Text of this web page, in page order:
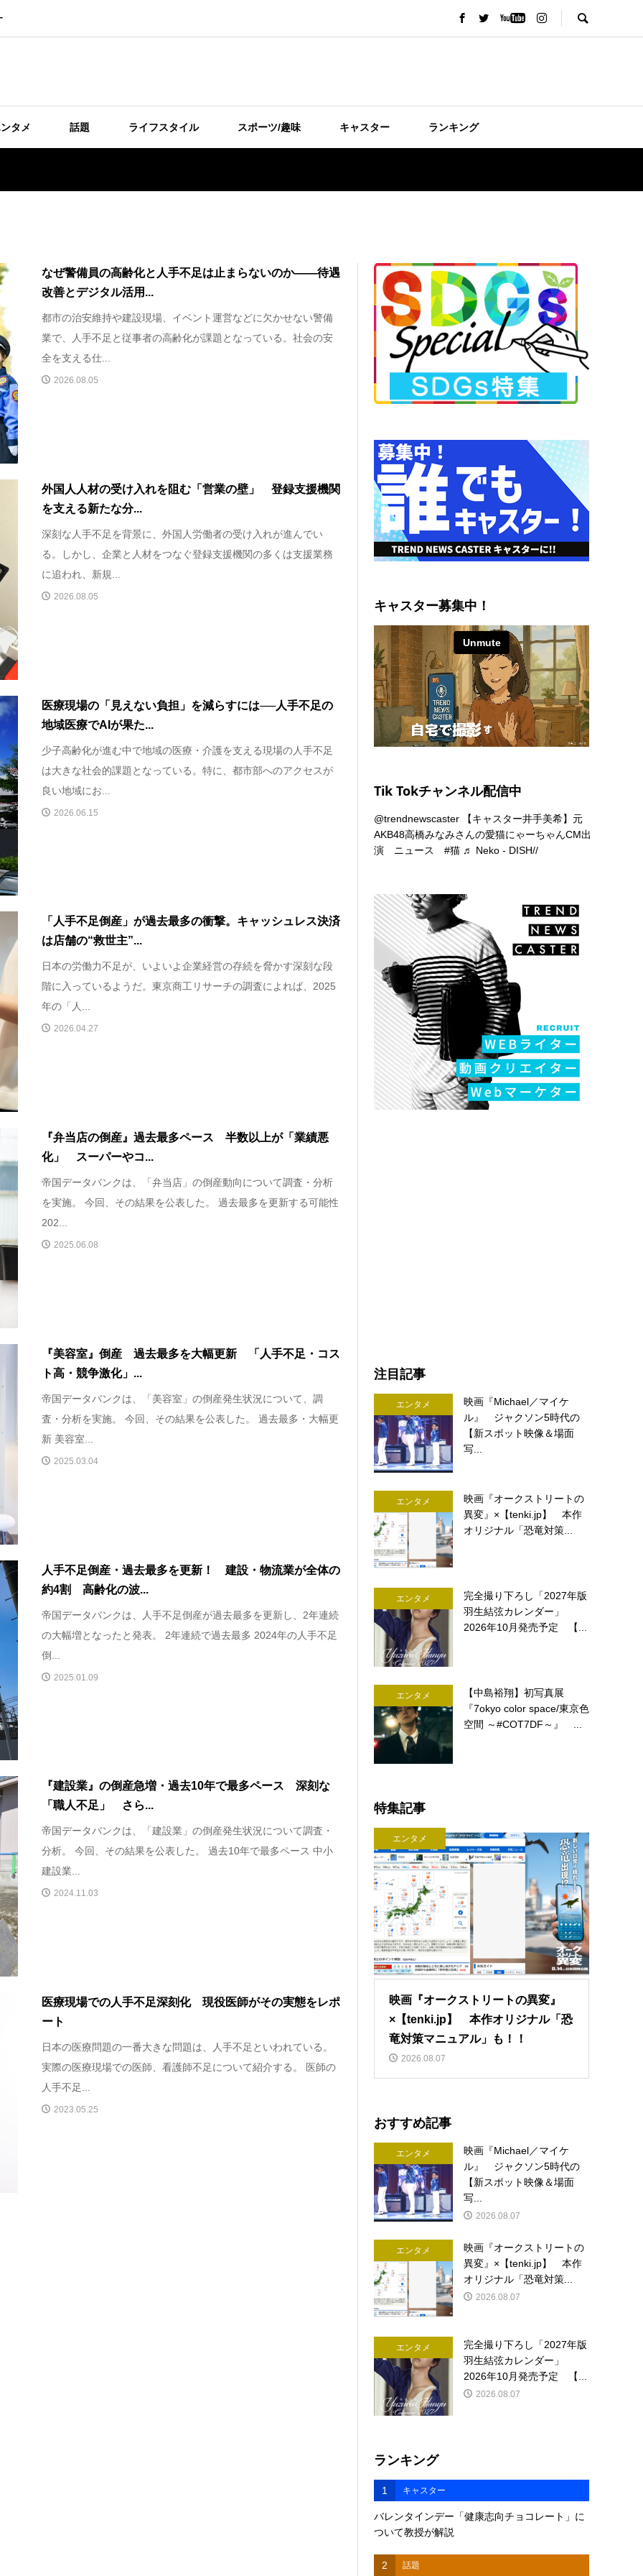
タメ 話題 ライフスタイル スポーツ/趣味 キャスター ランキング
なぜ警備員の高齢化と人手不足は止まらないのか――待遇
改善とデジタル活用...
都市の治安維持や建設現場、イベント運営などに欠かせない警備
業で、人手不足と従事者の高齢化が課題となっている。社会の安
全を支える仕...
2026.08.05
外国人人材の受け入れを阻む「営業の壁」 登録支援機関
を支える新たな分...
深刻な人手不足を背景に、外国人労働者の受け入れが進んでい
る。しかし、企業と人材をつなぐ登録支援機関の多くは支援業務
に追われ、新規...
2026.08.05
医療現場の「見えない負担」を減らすには──人手不足の
地域医療でAIが果た...
少子高齢化が進む中で地域の医療・介護を支える現場の人手不足
は大きな社会的課題となっている。特に、都市部へのアクセスが
良い地域にお...
2026.06.15
「人手不足倒産」が過去最多の衝撃。キャッシュレス決済
は店舗の“救世主”...
日本の労働力不足が、いよいよ企業経営の存続を脅かす深刻な段
階に入っているようだ。東京商工リサーチの調査によれば、2025
年の「人...
2026.04.27
『弁当店の倒産』過去最多ペース 半数以上が「業績悪
化」 スーパーやコ...
帝国データバンクは、「弁当店」の倒産動向について調査・分析
を実施。 今回、その結果を公表した。 過去最多を更新する可能性
202...
2025.06.08
『美容室』倒産 過去最多を大幅更新 「人手不足・コス
ト高・競争激化」...
帝国データバンクは、「美容室」の倒産発生状況について、調
査・分析を実施。 今回、その結果を公表した。 過去最多・大幅更
新 美容室...
2025.03.04
人手不足倒産・過去最多を更新！ 建設・物流業が全体の
約4割 高齢化の波...
帝国データバンクは、人手不足倒産が過去最多を更新し、2年連続
の大幅増となったと発表。 2年連続で過去最多 2024年の人手不足
倒...
2025.01.09
『建設業』の倒産急増・過去10年で最多ペース 深刻な
「職人不足」 さら...
帝国データバンクは、「建設業」の倒産発生状況について調査・
分析。 今回、その結果を公表した。 過去10年で最多ペース 中小
建設業...
2024.11.03
医療現場での人手不足深刻化 現役医師がその実態をレポ
ート
日本の医療問題の一番大きな問題は、人手不足といわれている。
実際の医療現場での医師、看護師不足について紹介する。 医師の
人手不足...
2023.05.25
キャスター募集中！
Tik Tokチャンネル配信中
@trendnewscaster 【キャスター井手美希】元
AKB48高橋みなみさんの愛猫にゃーちゃんCM出
演 ニュース#猫 ♬ Neko - DISH//
注目記事
エンタメ
映画『Michael／マイケ
ル』 ジャクソン5時代の
【新スポット映像＆場面
写...
エンタメ
映画『オークストリートの
異変』×【tenki.jp】 本作
オリジナル「恐竜対策...
エンタメ
完全撮り下ろし「2027年版
羽生結弦カレンダー」
2026年10月発売予定 【...
エンタメ
【中島裕翔】初写真展
『7okyo color space/東京色
空間 ～#COT7DF～』 ...
特集記事
エンタメ
映画『オークストリートの異変』
×【tenki.jp】 本作オリジナル「恐
竜対策マニュアル」も！！
2026.08.07
おすすめ記事
エンタメ
映画『Michael／マイケ
ル』 ジャクソン5時代の
【新スポット映像＆場面
写...
2026.08.07
エンタメ
映画『オークストリートの
異変』×【tenki.jp】 本作
オリジナル「恐竜対策...
2026.08.07
エンタメ
完全撮り下ろし「2027年版
羽生結弦カレンダー」
2026年10月発売予定 【...
2026.08.07
ランキング
1 キャスター
バレンタインデー「健康志向チョコレート」に
ついて教授が解説
2 話題